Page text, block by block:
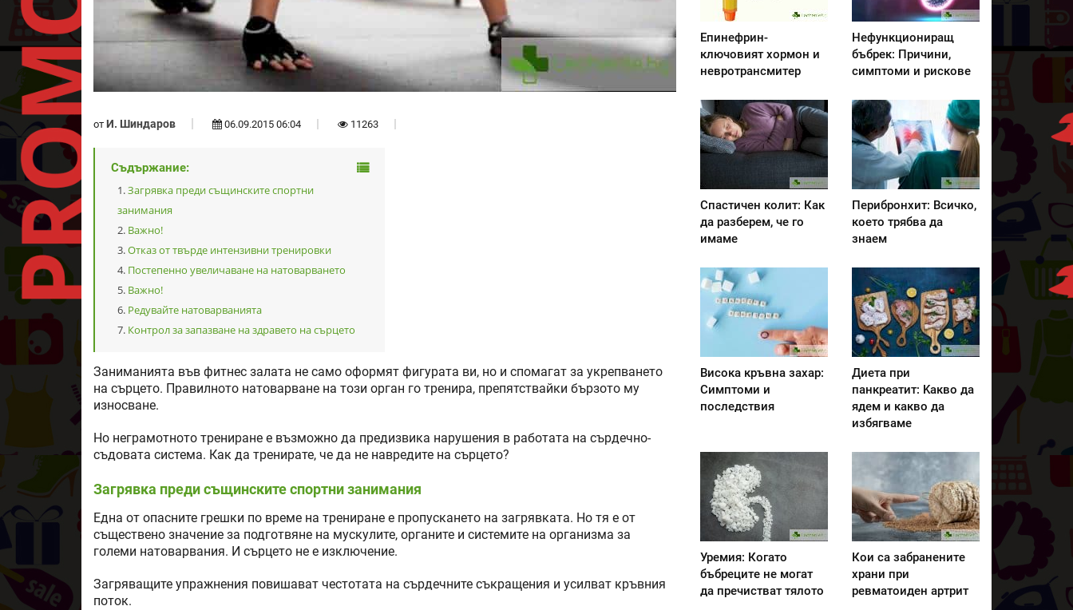
от И. Шиндаров 06.09.2015 06:04 11263
Съдържание:
Загрявка преди същинските спортни
занимания
Важно!
Отказ от твърде интензивни тренировки
Постепенно увеличаване на натоварването
Важно!
Редувайте натоварванията
Контрол за запазване на здравето на сърцето
Заниманията във фитнес залата не само оформят фигурата ви, но и спомагат за укрепването
на сърцето. Правилното натоварване на този орган го тренира, препятствайки бързото му
износване.
Но неграмотното трениране е възможно да предизвика нарушения в работата на сърдечно-
съдовата система. Как да тренирате, че да не навредите на сърцето?
Загрявка преди същинските спортни занимания
Една от опасните грешки по време на трениране е пропускането на загрявката. Но тя е от
съществено значение за подготвяне на мускулите, органите и системите на организма за
големи натоварвания. И сърцето не е изключение.
Загряващите упражнения повишават честотата на сърдечните съкращения и усилват кръвния
поток.
Епинефрин-
ключовият хормон и
невротрансмитер
Нефункциониращ
бъбрек: Причини,
симптоми и рискове
Спастичен колит: Как
да разберем, че го
имаме
Перибронхит: Всичко,
което трябва да
знаем
Висока кръвна захар:
Симптоми и
последствия
Диета при
панкреатит: Kакво да
ядем и какво да
избягваме
Уремия: Когато
бъбреците не могат
да пречистват тялото
Кои са забранените
храни при
ревматоиден артрит